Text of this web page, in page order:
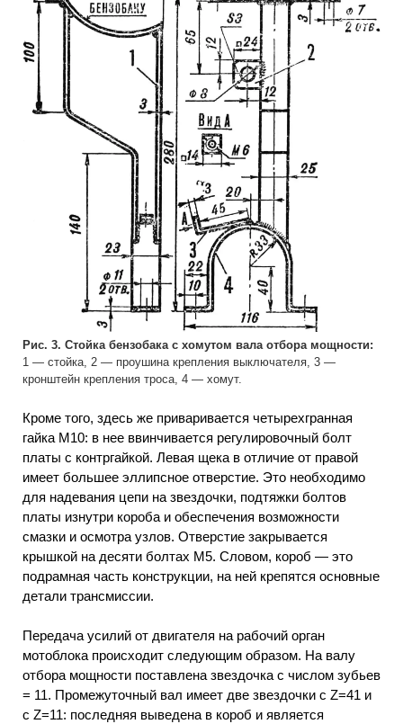
Рис. 3. Стойка бензобака с хомутом вала отбора мощности:
1 — стойка, 2 — проушина крепления выключателя, 3 —
кронштейн крепления троса, 4 — хомут.
Кроме того, здесь же приваривается четырехгранная
гайка М10: в нее ввинчивается регулировочный болт
платы с контргайкой. Левая щека в отличие от правой
имеет большее эллипсное отверстие. Это необходимо
для надевания цепи на звездочки, подтяжки болтов
платы изнутри короба и обеспечения возможности
смазки и осмотра узлов. Отверстие закрывается
крышкой на десяти болтах М5. Словом, короб — это
подрамная часть конструкции, на ней крепятся основные
детали трансмиссии.
Передача усилий от двигателя на рабочий орган
мотоблока происходит следующим образом. На валу
отбора мощности поставлена звездочка с числом зубьев
= 11. Промежуточный вал имеет две звездочки с Z=41 и
с Z=11: последняя выведена в короб и является